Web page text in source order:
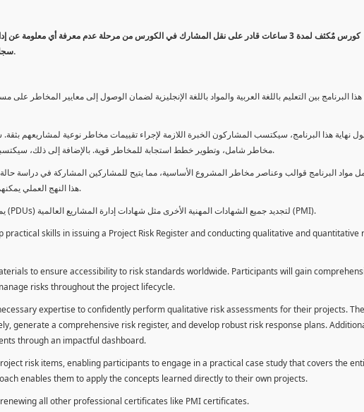
كورس مٌكثف لمدة 3 ساعات قادر على نقل المشارك في الكورس من مرحلة عدم معرفة أي معلومة
سجل المخاطر بالإضافة الى المقدرة التامية لإدارة مخاطر المشاريع.
البرنامج بين التعليم باللغة العربية والمواد باللغة الإنجليزية لضمان الوصول إلى معايير المخاطر
نهاية هذا البرنامج، سيكتسب المشاركون الخبرة اللازمة لإجراء تقييمات مخاطر نوعية لمشاريعهم
مخاطر شامل، وتطوير خطط استجابة للمخاطر قوية. بالإضافة إلى ذلك، سيكتسبون المهارات لتقديم تقييمات المخاطر عبر لوحة معلومات فعالة.
مواد البرنامج قوالب وعناصر مخاطر المشروع الأساسية، مما يتيح للمشاركين المشاركة في دراسة حالة
هذا النهج العملي يمكنهم من تطبيق المفاهيم المكتسبة مباشرة على مشاريعهم الخاصة.
يمكن للطلاب استخدام ساعات هذا البرنامج كوحدات تطوير المهنة (PDUs) لتجديد جميع الشهادات المهنية الأخرى مثل شهادات إدارة المشاريع العالمية (PMI).
skills in issuing a Project Risk Register and conducting qualitative and quantitative
to ensure accessibility to risk standards worldwide. Participants will gain
risks throughout the project lifecycle.
expertise to confidently perform qualitative risk assessments for their projects.
generate a comprehensive risk register, and develop robust risk response plans.
through an impactful dashboard.
risk items, enabling participants to engage in a practical case study that covers the
enables them to apply the concepts learned directly to their own projects.
all other professional certificates like PMI certificates.